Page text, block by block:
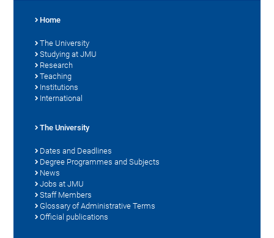
Home
The University
Studying at JMU
Research
Teaching
Institutions
International
The University
Dates and Deadlines
Degree Programmes and Subjects
News
Jobs at JMU
Staff Members
Glossary of Administrative Terms
Official publications